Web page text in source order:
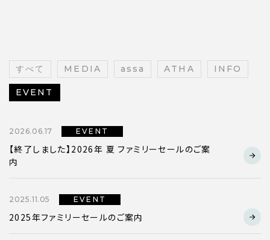
About Us
私たちについて
Brand
ブランド
News
すべて MEDIA assa ATHA INFO
EVENT
2026.06.17 EVENT
【終了しました】2026年 夏 ファミリーセールのご案
内
2025.11.05 EVENT
2025年ファミリーセールのご案内